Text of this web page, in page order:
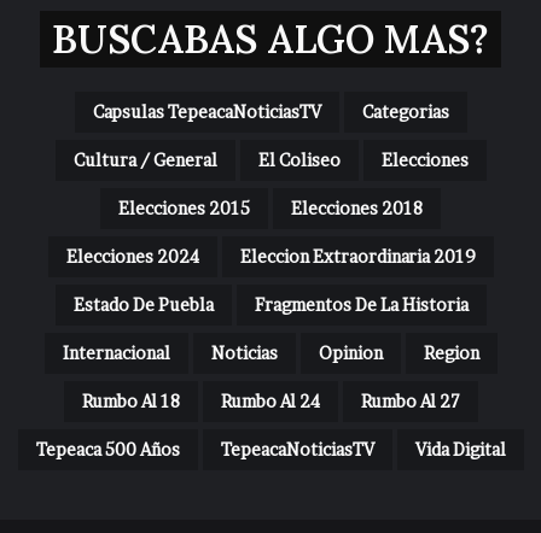
BUSCABAS ALGO MAS?
Capsulas TepeacaNoticiasTV Categorias
Cultura / General El Coliseo Elecciones
Elecciones 2015 Elecciones 2018
Elecciones 2024 Eleccion Extraordinaria 2019
Estado De Puebla Fragmentos De La Historia
Internacional Noticias Opinion Region
Rumbo Al 18 Rumbo Al 24 Rumbo Al 27
Tepeaca 500 Años TepeacaNoticiasTV Vida Digital